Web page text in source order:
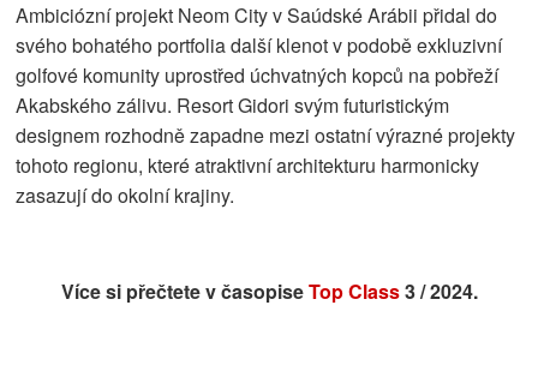
Ambiciózní projekt Neom City v Saúdské Arábii přidal do
svého bohatého portfolia další klenot v podobě exkluzivní
golfové komunity uprostřed úchvatných kopců na pobřeží
Akabského zálivu. Resort Gidori svým futuristickým
designem rozhodně zapadne mezi ostatní výrazné projekty
tohoto regionu, které atraktivní architekturu harmonicky
zasazují do okolní krajiny.
Více si přečtete v časopiseTop Class3 / 2024.